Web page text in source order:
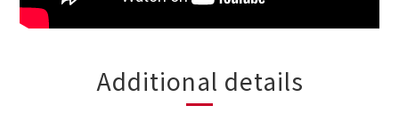
Additional details